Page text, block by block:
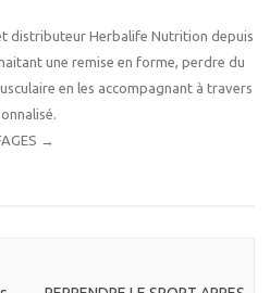
distributeur Herbalife Nutrition depuis
une remise en forme, perdre du
en les accompagnant à travers
→